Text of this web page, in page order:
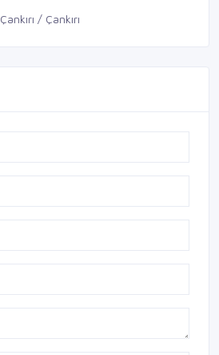
Çankırı / Çankırı